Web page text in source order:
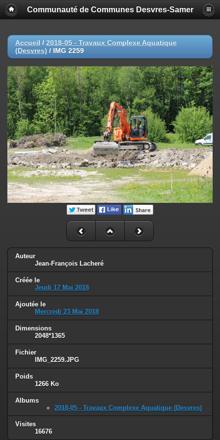
Communauté de Communes Desvres-Samer
Accueil / 2018-05 - Travaux Complexe Aquatique
(Desvres) / IMG 2259
Auteur
Jean-François Lacheré
Créée le
Jeudi 17 Mai 2018
Ajoutée le
Mercredi 23 Mai 2018
Dimensions
2048*1365
Fichier
IMG_2259.JPG
Poids
1266 Ko
Albums
2018-05 - Travaux Complexe Aquatique (Desvres)
Visites
16676